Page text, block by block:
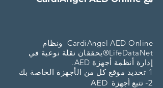
CardiAngel AED Online ونظام
LifeDataNet®يحققان نقلة نوعية في
إدارة أنظمة أجهزة AED.
1-تحديد موقع كل من الأجهزة الخاصة بك
2- تتبع أجهزة AED